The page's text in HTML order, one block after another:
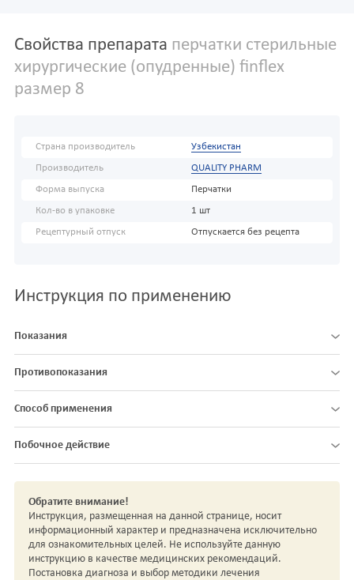
Свойства препарата перчатки стерильные
хирургические (опудренные) finflex
размер 8
Страна производитель Узбекистан
Производитель QUALITY PHARM
Форма выпуска Перчатки
Кол-во в упаковке 1 шт
Рецептурный отпуск Отпускается без рецепта
Инструкция по применению
Показания
Противопоказания
Способ применения
Побочное действие
Обратите внимание!
Инструкция, размещенная на данной странице, носит
информационный характер и предназначена исключительно
для ознакомительных целей. Не используйте данную
инструкцию в качестве медицинских рекомендаций.
Постановка диагноза и выбор методики лечения